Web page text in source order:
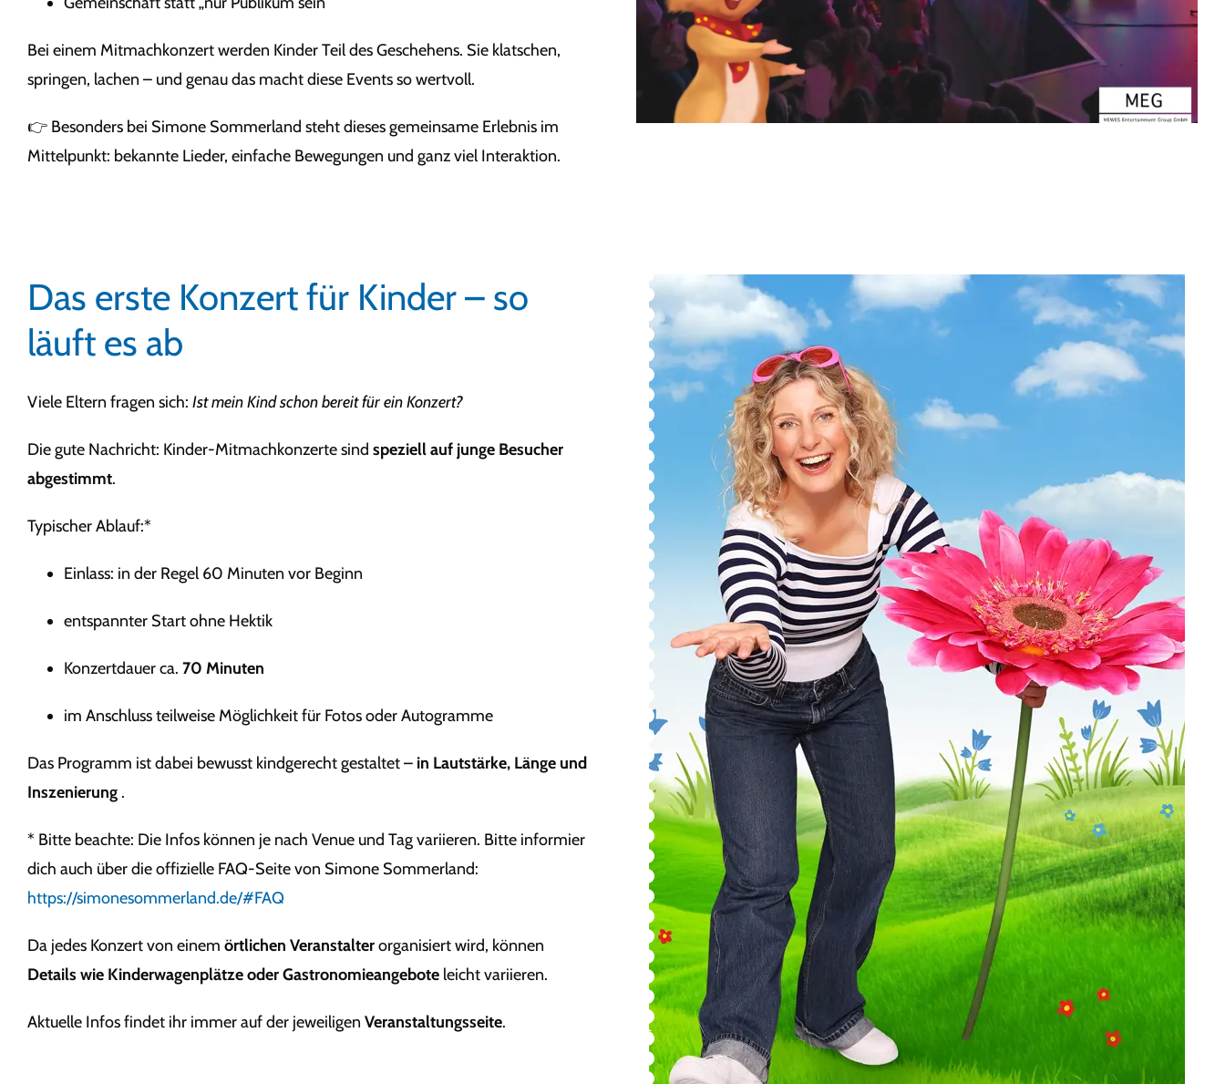
Bei einem Mitmachkonzert werden Kinder Teil des Geschehens. Sie klatschen,
springen, lachen – und genau das macht diese Events so wertvoll.
👉 Besonders bei Simone Sommerland steht dieses gemeinsame Erlebnis im
Mittelpunkt: bekannte Lieder, einfache Bewegungen und ganz viel Interaktion.
Das erste Konzert für Kinder – so
läuft es ab
Viele Eltern fragen sich: Ist mein Kind schon bereit für ein Konzert?
Die gute Nachricht: Kinder-Mitmachkonzerte sind speziell auf junge Besucher
abgestimmt.
Typischer Ablauf:*
Einlass: in der Regel 60 Minuten vor Beginn
entspannter Start ohne Hektik
Konzertdauer ca. 70 Minuten
im Anschluss teilweise Möglichkeit für Fotos oder Autogramme
Das Programm ist dabei bewusst kindgerecht gestaltet – in Lautstärke, Länge und
Inszenierung.
* Bitte beachte: Die Infos können je nach Venue und Tag variieren. Bitte informier
dich auch über die offizielle FAQ-Seite von Simone Sommerland:
https://simonesommerland.de/#FAQ
Da jedes Konzert von einem örtlichen Veranstalterorganisiert wird, können
Details wie Kinderwagenplätze oder Gastronomieangeboteleicht variieren.
Aktuelle Infos findet ihr immer auf der jeweiligen Veranstaltungsseite.